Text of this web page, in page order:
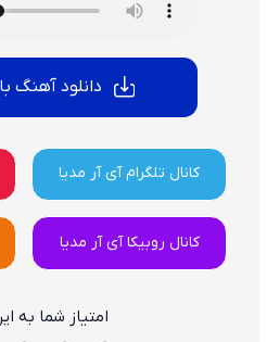
دانلود آهنگ با
کانال تلگرام آی آر مدیا
کانال روبیکا آی آر مدیا
امتیاز شما به